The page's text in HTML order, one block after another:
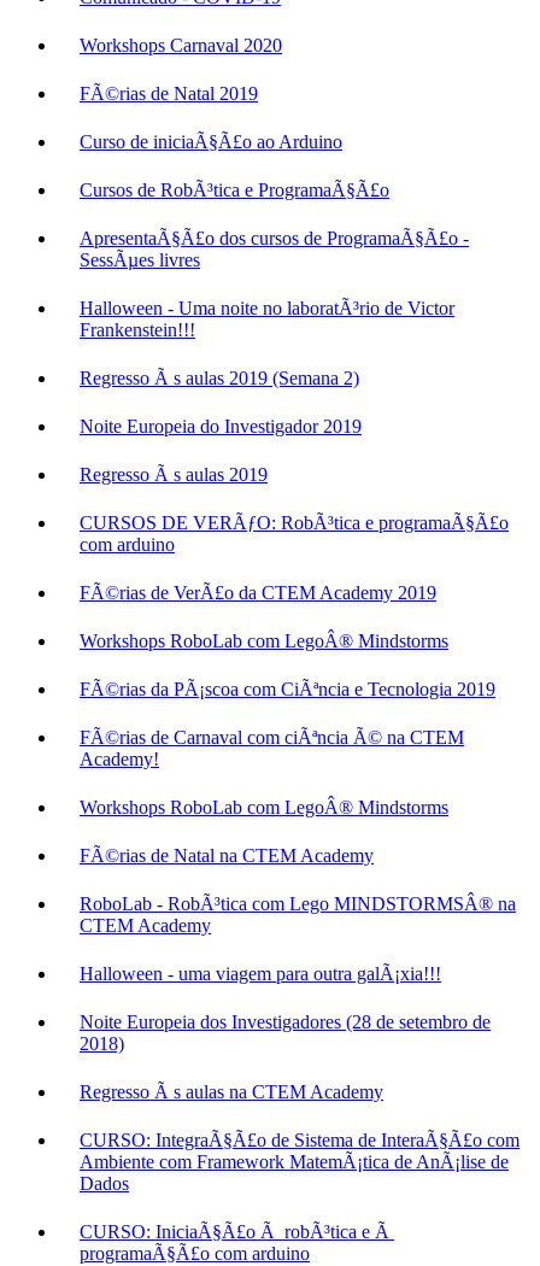
Workshops Carnaval 2020
FÃ©rias de Natal 2019
Curso de iniciaÃ§Ã£o ao Arduino
Cursos de RobÃ³tica e ProgramaÃ§Ã£o
ApresentaÃ§Ã£o dos cursos de ProgramaÃ§Ã£o -
SessÃµes livres
Halloween - Uma noite no laboratÃ³rio de Victor
Frankenstein!!!
Regresso Ã s aulas 2019 (Semana 2)
Noite Europeia do Investigador 2019
Regresso Ã s aulas 2019
CURSOS DE VERÃƒO: RobÃ³tica e programaÃ§Ã£o
com arduino
FÃ©rias de VerÃ£o da CTEM Academy 2019
Workshops RoboLab com LegoÂ® Mindstorms
FÃ©rias da PÃ¡scoa com CiÃªncia e Tecnologia 2019
FÃ©rias de Carnaval com ciÃªncia Ã© na CTEM
Academy!
Workshops RoboLab com LegoÂ® Mindstorms
FÃ©rias de Natal na CTEM Academy
RoboLab - RobÃ³tica com Lego MINDSTORMSÂ® na
CTEM Academy
Halloween - uma viagem para outra galÃ¡xia!!!
Noite Europeia dos Investigadores (28 de setembro de
2018)
Regresso Ã s aulas na CTEM Academy
CURSO: IntegraÃ§Ã£o de Sistema de InteraÃ§Ã£o com
Ambiente com Framework MatemÃ¡tica de AnÃ¡lise de
Dados
CURSO: IniciaÃ§Ã£o Ã robÃ³tica e Ã
programaÃ§Ã£o com arduino